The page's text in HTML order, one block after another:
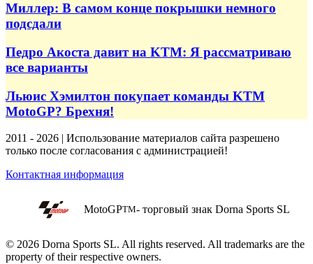
Миллер: В самом конце покрышки немного
подсдали
Педро Акоста давит на KTM: Я рассматриваю
все варианты
Льюис Хэмилтон покупает команды KTM
MotoGP? Брехня!
2011 - 2026 | Использование материалов сайта разрешено
только после согласования с администрацией!
Контактная информация
MotoGPTM- торговый знак Dorna Sports SL
© 2026 Dorna Sports SL. All rights reserved. All trademarks are the
property of their respective owners.